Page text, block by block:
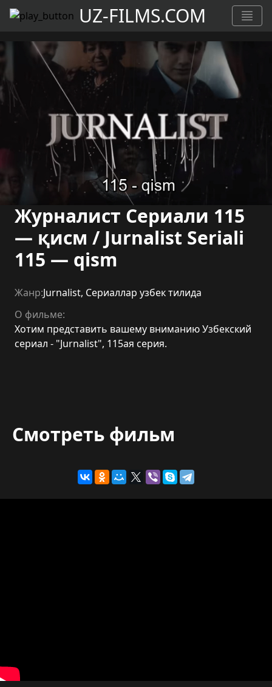
UZ-FILMS.COM
Журналист Сериали 115
— қисм / Jurnalist Seriali
115 — qism
Жанр:Jurnalist, Сериаллар узбек тилида
О фильме:
Хотим представить вашему вниманию Узбекский
сериал - "Jurnalist", 115ая серия.
Смотреть фильм